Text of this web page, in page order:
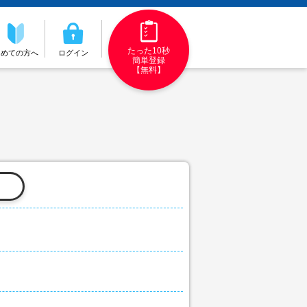
ての方へ ログイン
たった10秒
簡単登録
【無料】